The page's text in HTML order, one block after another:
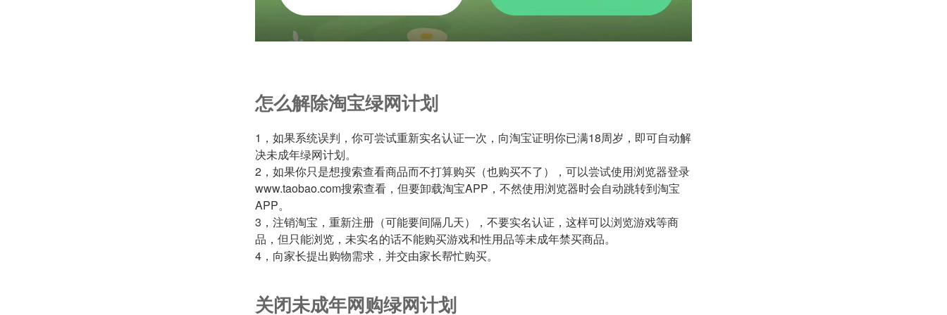
怎么解除淘宝绿网计划
1，如果系统误判，你可尝试重新实名认证一次，向淘宝证明你已满18周岁，即可自动解
决未成年绿网计划。
2，如果你只是想搜索查看商品而不打算购买（也购买不了），可以尝试使用浏览器登录
www.taobao.com搜索查看，但要卸载淘宝APP，不然使用浏览器时会自动跳转到淘宝
APP。
3，注销淘宝，重新注册（可能要间隔几天），不要实名认证，这样可以浏览游戏等商
品，但只能浏览，未实名的话不能购买游戏和性用品等未成年禁买商品。
4，向家长提出购物需求，并交由家长帮忙购买。
关闭未成年网购绿网计划